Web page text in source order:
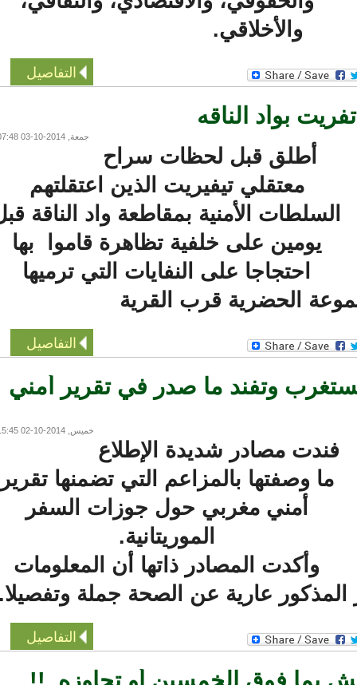
والأخلاقي.
التفاصيل
بوأد الناقه
جمعة, 2014-10-03 07:48
أطلق قبل لحظات سراح
معتقلي تيفيريت الذين اعتقلتهم
الأمنية بمقاطعة واد الناقة قبل
يومين على خلفية تظاهرة قاموا بها
احتجاجا على النفايات التي ترميها
الحضرية قرب القرية
التفاصيل
وتفند ما صدر في تقرير أمني
خميس, 2014-10-02 15:45
فندت مصادر شديدة الإطلاع
ما وصفتها بالمزاعم التي تضمنها تقرير
أمني مغربي حول جوزات السفر
الموريتانية.
وأكدت المصادر ذاتها أن المعلومات
عارية عن الصحة جملة وتفصيلا.
التفاصيل